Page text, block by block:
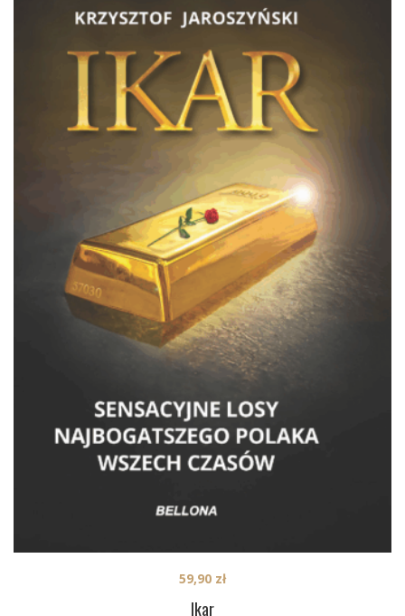
Ikar
59,90 zł